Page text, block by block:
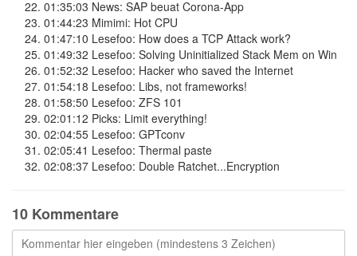
01:35:03 News: SAP beuat Corona-App
01:44:23 Mimimi: Hot CPU
01:47:10 Lesefoo: How does a TCP Attack work?
01:49:32 Lesefoo: Solving Uninitialized Stack Mem on Win
01:52:32 Lesefoo: Hacker who saved the Internet
01:54:18 Lesefoo: Libs, not frameworks!
01:58:50 Lesefoo: ZFS 101
02:01:12 Picks: Limit everything!
02:04:55 Lesefoo: GPTconv
02:05:41 Lesefoo: Thermal paste
02:08:37 Lesefoo: Double Ratchet...Encryption
10 Kommentare